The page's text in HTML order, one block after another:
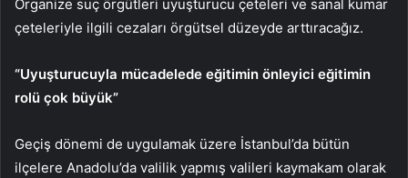
Organize suç örgütleri uyuşturucu çeteleri ve sanal kumar
çeteleriyle ilgili cezaları örgütsel düzeyde arttıracağız.
“Uyuşturucuyla mücadelede eğitimin önleyici eğitimin
rolü çok büyük”
Geçiş dönemi de uygulamak üzere İstanbul’da bütün
ilçelere Anadolu’da valilik yapmış valileri kaymakam olarak